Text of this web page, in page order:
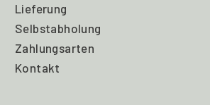
Lieferung
Selbstabholung
Zahlungsarten
Kontakt